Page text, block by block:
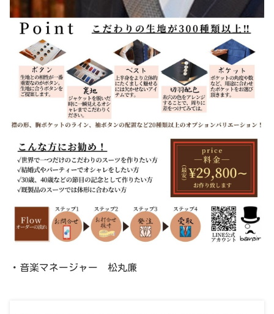
・音楽マネージャー 松丸廉